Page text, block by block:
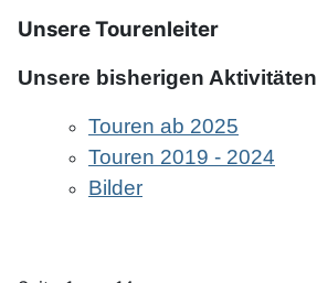
Unsere Tourenleiter
Unsere bisherigen Aktivitäten
Touren ab 2025
Touren 2019 - 2024
Bilder